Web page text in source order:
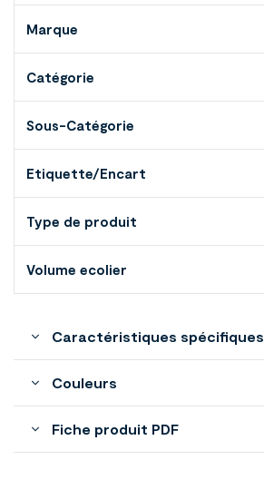
Marque
Catégorie
Sous-Catégorie
Etiquette/Encart
Type de produit
Volume ecolier
Caractéristiques spécifiques
Couleurs
Fiche produit PDF